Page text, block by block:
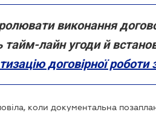
виконання
тайм-лайн угоди й
договірної роботи